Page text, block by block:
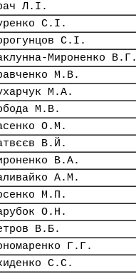
Л.І.
С.І.
С.І.
Мироненко В.Г.
М.В.
М.А.
М.В.
О.М.
В.Й.
В.А.
А.М.
М.П.
О.Н.
В.Б.
Г.Г.
С.С.